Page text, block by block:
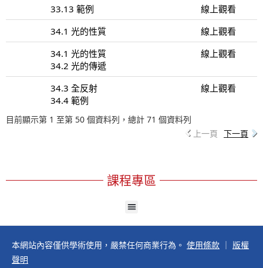
33.13 範例
線上觀看
34.1 光的性質
線上觀看
34.1 光的性質
34.2 光的傳遞
線上觀看
34.3 全反射
34.4 範例
線上觀看
目前顯示第 1 至第 50 個資料列，總計 71 個資料列
上一頁 下一頁
課程專區
本網站內容僅供學術使用，嚴禁任何商業行為。 使用條款
版權
聲明